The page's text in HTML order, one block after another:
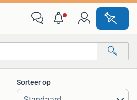
afstanden…
Sorteer op